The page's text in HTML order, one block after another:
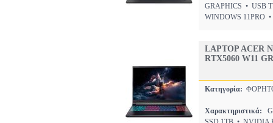
GRAPHICS • USB
WINDOWS
LAPTOP ACER
RTX5060 W11 GR
Κατηγορία:
Χαρακτηριστικά: